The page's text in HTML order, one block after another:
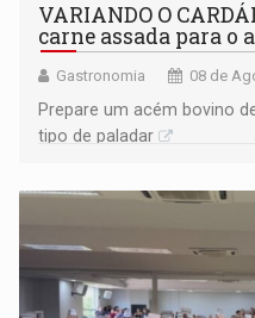
VARIANDO O
carne assada para o
Gastronomia 08 de
Prepare um acém bovino
tipo de paladar